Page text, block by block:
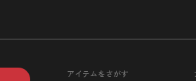
アイテムをさがす